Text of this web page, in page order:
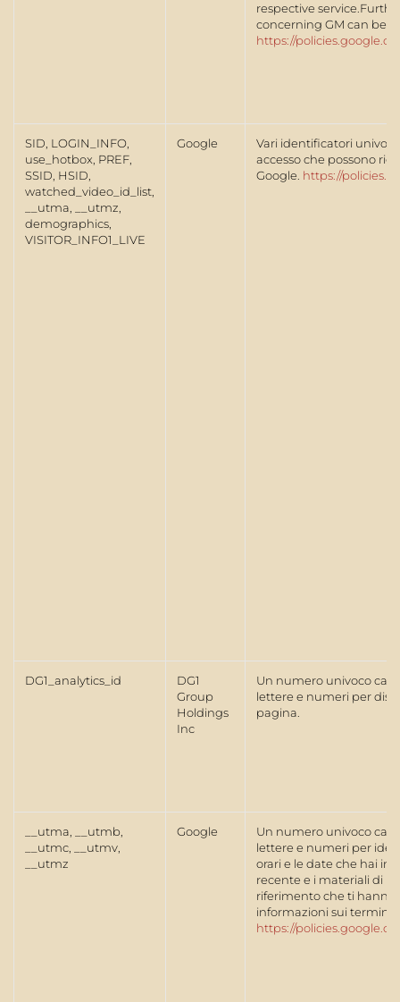
respective
concerning GM can be
https://
SID, LOGIN_INFO,
use_hotbox, PREF,
SSID, HSID,
watched_video_id_list,
__utma, __utmz,
demographics,
VISITOR_INFO1_LIVE
Google
Vari identificatori
accesso che possono
Google. https://
DG1_analytics_id
DG1
Group
Holdings
Inc
Un numero univoco
lettere e numeri per
pagina.
__utma, __utmb,
__utmc, __utmv,
__utmz
Google
Un numero univoco
lettere e numeri per
orari e le date che hai
recente e i materiali di
riferimento che ti hanno
informazioni sui termini
https://